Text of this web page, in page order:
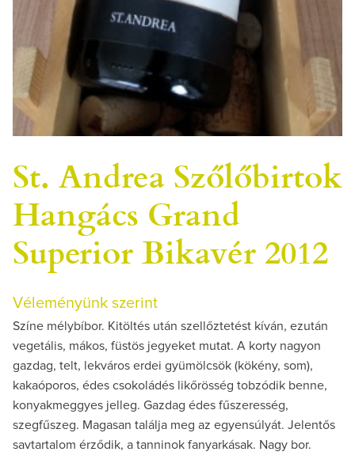
St. Andrea Szőlőbirtok
Hangács Grand
Superior Bikavér 2012
Véleményünk szerint
Színe mélybíbor. Kitöltés után szellőztetést kíván, ezután
vegetális, mákos, füstös jegyeket mutat. A korty nagyon
gazdag, telt, lekváros erdei gyümölcsök (kökény, som),
kakaóporos, édes csokoládés likőrösség tobzódik benne,
konyakmeggyes jelleg. Gazdag édes fűszeresség,
szegfűszeg. Magasan találja meg az egyensúlyát. Jelentős
savtartalom érződik, a tanninok fanyarkásak. Nagy bor.